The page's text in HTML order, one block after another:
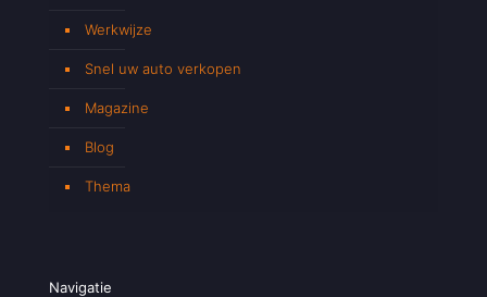
Werkwijze
Snel uw auto verkopen
Magazine
Blog
Thema
Navigatie